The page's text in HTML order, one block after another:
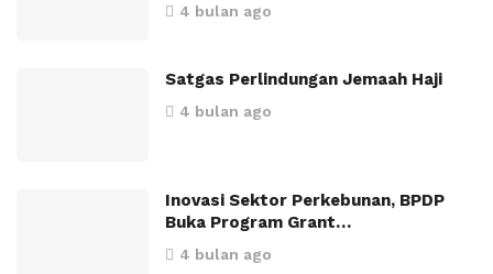
4 bulan ago
Satgas Perlindungan Jemaah Haji
4 bulan ago
Inovasi Sektor Perkebunan, BPDP
Buka Program Grant…
4 bulan ago